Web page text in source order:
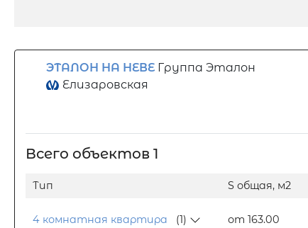
ЭТАЛОН НА НЕВЕ Группа Эталон
Елизаровская
Всего объектов 1
Тип S общая, м2
4 комнатная квартира (1) от 163.00